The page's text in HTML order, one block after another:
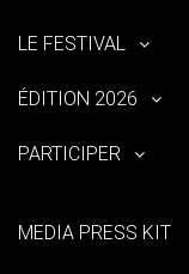
LE FESTIVAL
ÉDITION 2026
PARTICIPER
MEDIA PRESS KIT